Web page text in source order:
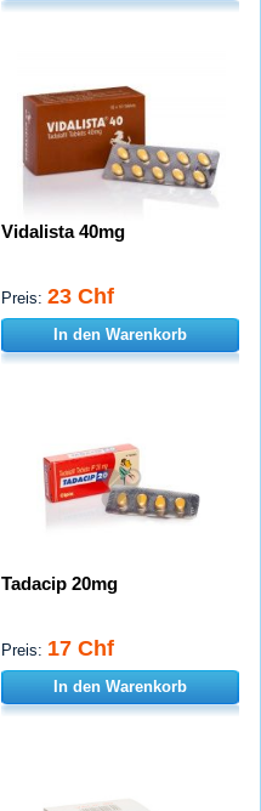
Vidalista 40mg
Preis: 23 Chf
In den Warenkorb
Tadacip 20mg
Preis: 17 Chf
In den Warenkorb